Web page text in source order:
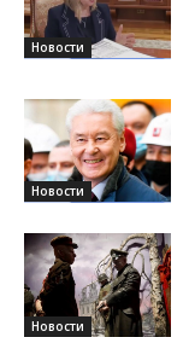
Новости
Новости
Новости